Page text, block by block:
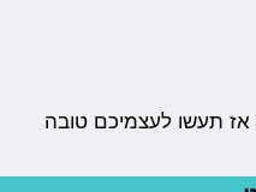
אז תעשו לעצמיכם טובה